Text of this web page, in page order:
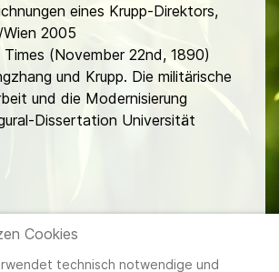
eines Krupp-Direktors,
Wien 2005
Times (November 22nd, 1890)
und Krupp. Die militärische
und die Modernisierung
Dissertation Universität
Cookies
technisch notwendige und